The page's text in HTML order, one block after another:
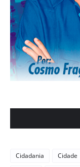
Cidadania Cidade